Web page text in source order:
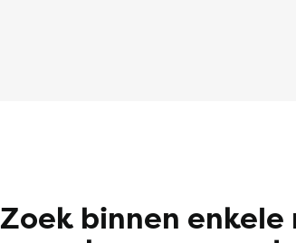
Zoek binnen